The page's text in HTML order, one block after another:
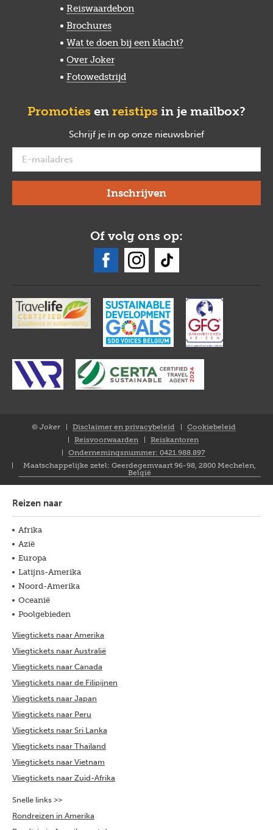
Reiswaardebon
Brochures
Wat te doen bij een klacht?
Over Joker
Fotowedstrijd
Promoties en reistips in je mailbox?
Schrijf je in op onze nieuwsbrief
Of volg ons op:
© Joker
Disclaimer en privacybeleid
Cookiebeleid
Reisvoorwaarden
Reiskantoren
Ondernemingsnummer: 0421.988.897
Maatschappelijke zetel: Geerdegemvaart 96-98, 2800 Mechelen,
België
Reizen naar
Afrika
Azië
Europa
Latijns-Amerika
Noord-Amerika
Oceanië
Poolgebieden
Vliegtickets naar Amerika
Vliegtickets naar Australië
Vliegtickets naar Canada
Vliegtickets naar de Filipijnen
Vliegtickets naar Japan
Vliegtickets naar Peru
Vliegtickets naar Sri Lanka
Vliegtickets naar Thailand
Vliegtickets naar Vietnam
Vliegtickets naar Zuid-Afrika
Snelle links >>
Rondreizen in Amerika